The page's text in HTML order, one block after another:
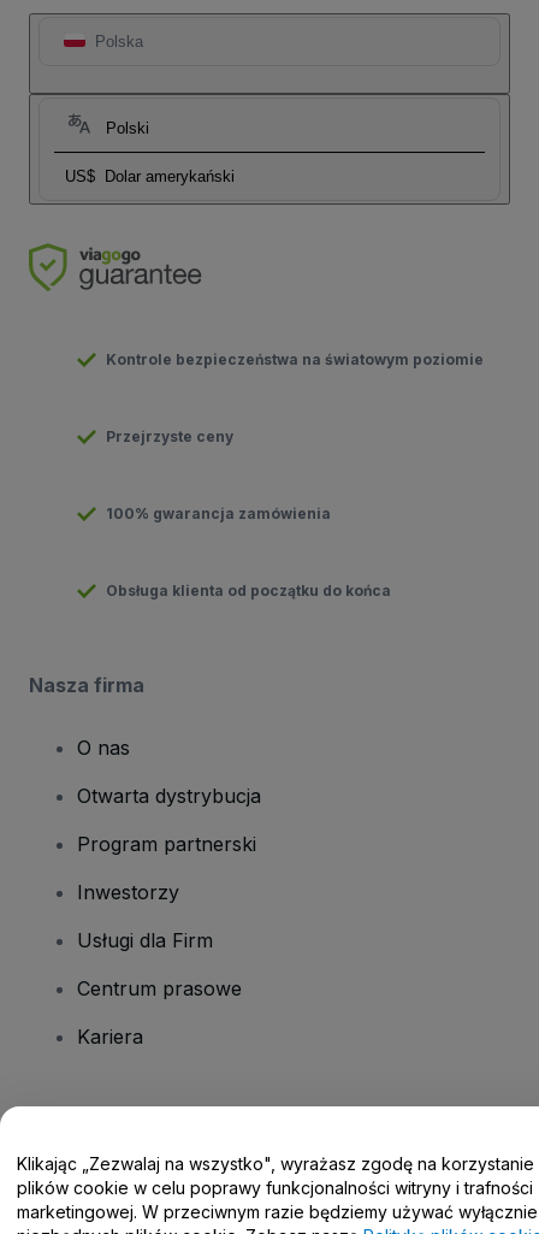
Polska
Polski
US$ Dolar amerykański
Kontrole bezpieczeństwa na światowym poziomie
Przejrzyste ceny
100% gwarancja zamówienia
Obsługa klienta od początku do końca
Nasza firma
O nas
Otwarta dystrybucja
Program partnerski
Inwestorzy
Usługi dla Firm
Centrum prasowe
Kariera
Centrum pomocy / Skontaktuj się z nami
Klikając „Zezwalaj na wszystko", wyrażasz zgodę na korzystanie
plików cookie w celu poprawy funkcjonalności witryny i trafności
marketingowej. W przeciwnym razie będziemy używać wyłącznie